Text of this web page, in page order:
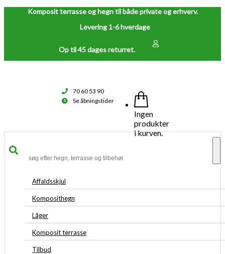
Komposit terrasse og hegn til både private og erhverv.
Levering 1-6 hverdage
Op til 45 dages returret.
70 60 53 90
Se åbningstider
Ingen
produkter
i kurven.
Affaldsskjul
Komposithegn
Låger
Komposit terrasse
Tilbud